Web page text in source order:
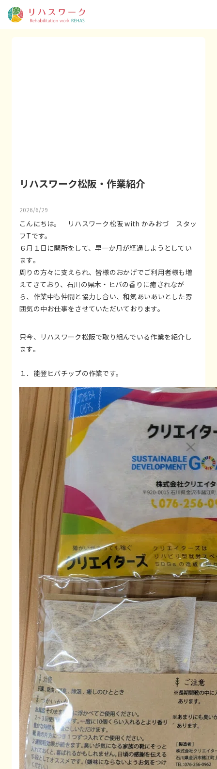
リハスワーク松阪・作業紹介
2026/6/29
こんにちは。 リハスワーク松阪 with かみおづ スタッ
フTです。
６月１日に開所をして、早一か月が経過しようとしてい
ます。
周りの方々に支えられ、皆様のおかげでご利用者様も増
えてきており、石川の県木・ヒバの香りに癒されなが
ら、作業中も仲間と協力し合い、和気あいあいとした雰
囲気の中お仕事をさせていただいております。
只今、リハスワーク松阪で取り組んでいる作業を紹介し
ます。
１．能登ヒバチップの作業です。